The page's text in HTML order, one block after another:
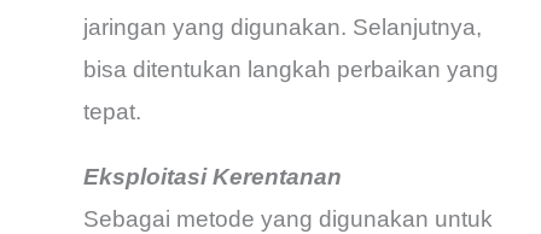
jaringan yang digunakan. Selanjutnya,
bisa ditentukan langkah perbaikan yang
tepat.
Eksploitasi Kerentanan
Sebagai metode yang digunakan untuk